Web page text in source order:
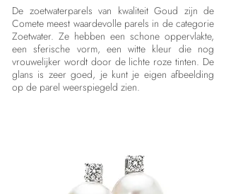
De zoetwaterparels van kwaliteit Goud zijn de
Comete meest waardevolle parels in de categorie
Zoetwater. Ze hebben een schone oppervlakte,
een sferische vorm, een witte kleur die nog
vrouwelijker wordt door de lichte roze tinten. De
glans is zeer goed, je kunt je eigen afbeelding
op de parel weerspiegeld zien.